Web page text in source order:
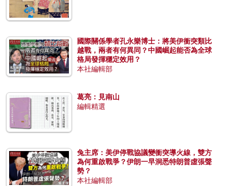
國際關係學者孔永樂博士：將美伊衝突類比
越戰，兩者有何異同？中國崛起能否為全球
格局發揮穩定效用？
本社編輯部
葛亮：見南山
編輯精選
兔主席：美伊停戰協議變衝突導火線，雙方
為何重啟戰爭？伊朗一早洞悉特朗普虛張聲
勢？
本社編輯部